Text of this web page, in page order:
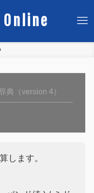
典（version 4）
します。